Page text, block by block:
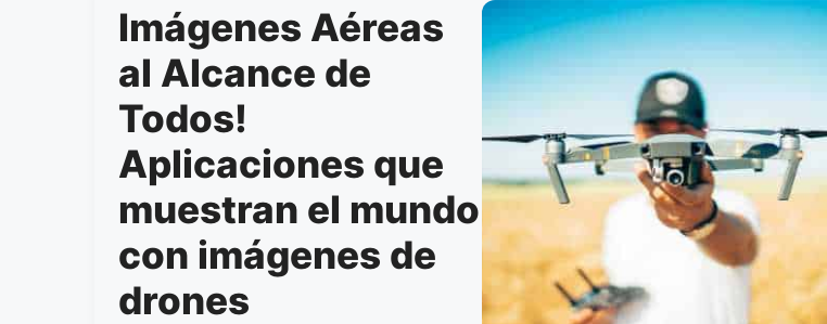
Imágenes Aéreas
al Alcance de
Todos!
Aplicaciones que
muestran el mundo
con imágenes de
drones